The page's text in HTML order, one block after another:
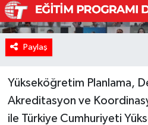
Paylaş
Yükseköğretim Planlama,
Akreditasyon ve
ile Türkiye Cumhuriyeti